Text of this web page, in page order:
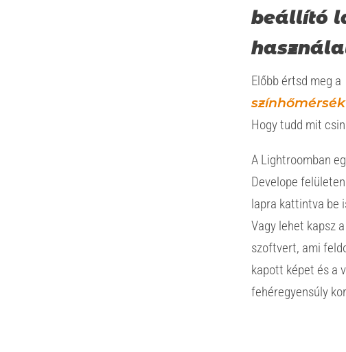
beállító
Előbb értsd meg a
Hogy tudd mit
A Lightroomban
Develope
lapra kattintva be
Vagy lehet kapsz
szoftvert, ami
kapott képet és a
fehéregyensúly